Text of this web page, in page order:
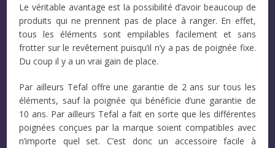
Le véritable avantage est la possibilité d’avoir beaucoup de
produits qui ne prennent pas de place à ranger. En effet,
tous les éléments sont empilables facilement et sans
frotter sur le revêtement puisqu’il n’y a pas de poignée fixe.
Du coup il y a un vrai gain de place.
Par ailleurs Tefal offre une garantie de 2 ans sur tous les
éléments, sauf la poignée qui bénéficie d’une garantie de
10 ans. Par ailleurs Tefal a fait en sorte que les différentes
poignées conçues par la marque soient compatibles avec
n’importe quel set. C’est donc un accessoire facile à